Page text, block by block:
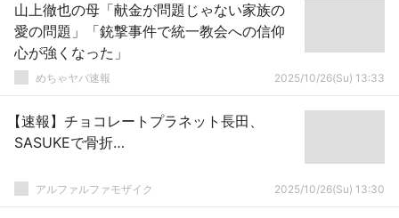
山上徹也の母「献金が問題じゃない家族の
愛の問題」「銃撃事件で統一教会への信仰
心が強くなった」
めちゃヤバ速報 2025/10/26(Su) 13:33
【速報】チョコレートプラネット長田、
SASUKEで骨折…
アルファルファモザイク 2025/10/26(Su) 13:30